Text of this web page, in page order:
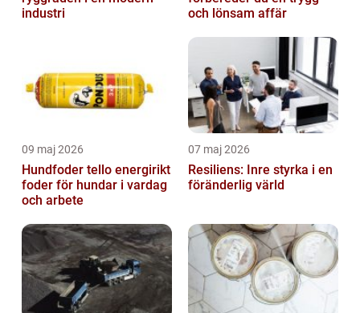
industri
och lönsam affär
09 maj 2026
Hundfoder tello energirikt
foder för hundar i vardag
och arbete
07 maj 2026
Resiliens: Inre styrka i en
föränderlig värld